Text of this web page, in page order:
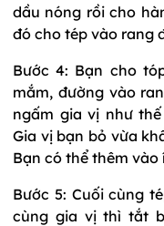
dầu nóng rồi cho
đó cho tép vào rang
Bước 4: Bạn cho
mắm, đường vào
ngấm gia vị như
Gia vị bạn bỏ vừa
Bạn có thể thêm vào
Bước 5: Cuối cùng
cùng gia vị thì tắt